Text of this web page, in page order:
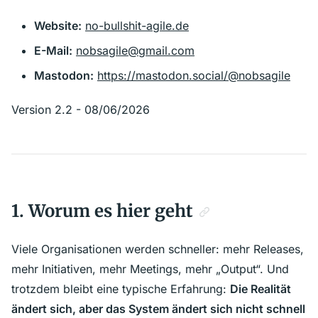
Website: no-bullshit-agile.de
E-Mail: nobsagile@gmail.com
Mastodon: https://mastodon.social/@nobsagile
Version 2.2 - 08/06/2026
1. Worum es hier geht
Viele Organisationen werden schneller: mehr Releases,
mehr Initiativen, mehr Meetings, mehr „Output“. Und
trotzdem bleibt eine typische Erfahrung: Die Realität
ändert sich, aber das System ändert sich nicht schnell